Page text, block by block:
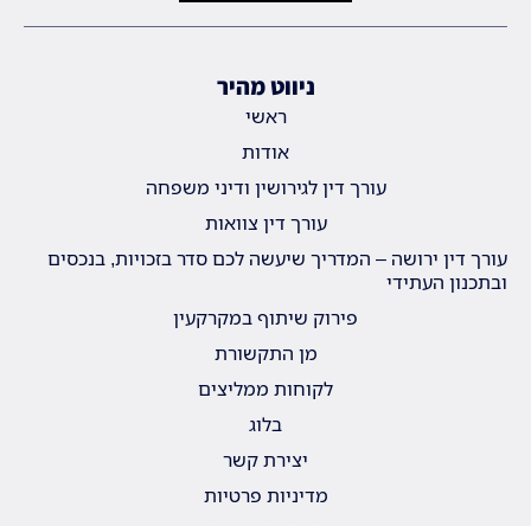
ניווט מהיר
ראשי
אודות
עורך דין לגירושין ודיני משפחה
עורך דין צוואות
עורך דין ירושה – המדריך שיעשה לכם סדר בזכויות, בנכסים
ובתכנון העתידי
פירוק שיתוף במקרקעין
מן התקשורת
לקוחות ממליצים
בלוג
יצירת קשר
מדיניות פרטיות